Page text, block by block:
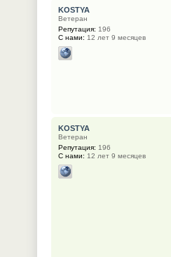
KOSTYA
Ветеран
Репутация: 196
С нами: 12 лет 9 месяцев
KOSTYA
Ветеран
Репутация: 196
С нами: 12 лет 9 месяцев